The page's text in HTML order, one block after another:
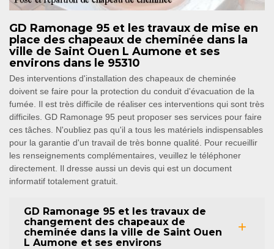
GD Ramonage 95 et les travaux de mise en
place des chapeaux de cheminée dans la
ville de Saint Ouen L Aumone et ses
environs dans le 95310
Des interventions d'installation des chapeaux de cheminée
doivent se faire pour la protection du conduit d'évacuation de la
fumée. Il est très difficile de réaliser ces interventions qui sont très
difficiles. GD Ramonage 95 peut proposer ses services pour faire
ces tâches. N'oubliez pas qu'il a tous les matériels indispensables
pour la garantie d'un travail de très bonne qualité. Pour recueillir
les renseignements complémentaires, veuillez le téléphoner
directement. Il dresse aussi un devis qui est un document
informatif totalement gratuit.
GD Ramonage 95 et les travaux de
changement des chapeaux de
cheminée dans la ville de Saint Ouen
L Aumone et ses environs